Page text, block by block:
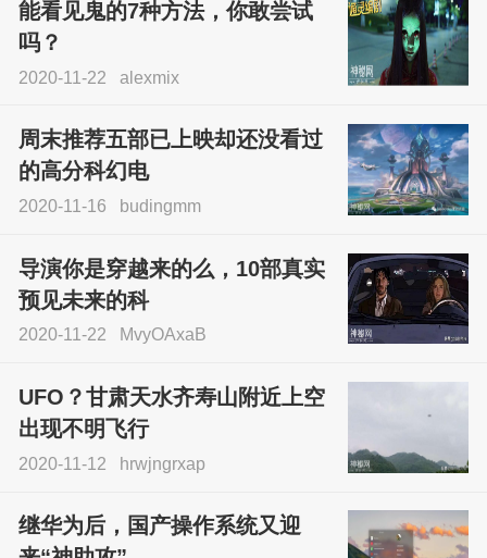
能看见鬼的7种方法，你敢尝试
吗？
2020-11-22 alexmix
周末推荐五部已上映却还没看过
的高分科幻电
2020-11-16 budingmm
导演你是穿越来的么，10部真实
预见未来的科
2020-11-22 MvyOAxaB
UFO？甘肃天水齐寿山附近上空
出现不明飞行
2020-11-12 hrwjngrxap
继华为后，国产操作系统又迎